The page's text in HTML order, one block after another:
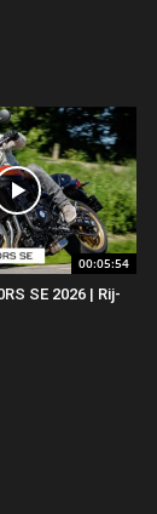
00:05:54
SE 2026 | Rij-